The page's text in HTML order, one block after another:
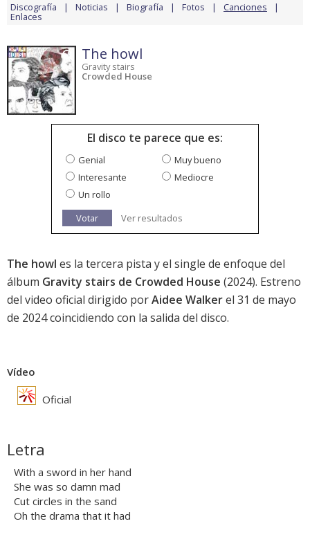
Discografía Noticias Biografía Fotos Canciones
Enlaces
The howl
Gravity stairs
Crowded House
El disco te parece que es:
Genial
Muy bueno
Interesante
Mediocre
Un rollo
Votar
Ver resultados
The howl es la tercera pista y el single de enfoque del
álbum Gravity stairs de Crowded House (2024). Estreno
del video oficial dirigido porAidee Walkerel 31 de mayo
de 2024 coincidiendo con la salida del disco.
Vídeo
Oficial
Letra
With a sword in her hand
She was so damn mad
Cut circles in the sand
Oh the drama that it had